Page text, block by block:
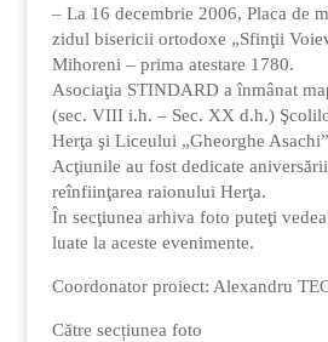
– La 16 decembrie 2006, Placa de
zidul bisericii ortodoxe „Sfinţii
Mihoreni – prima atestare 1780.
Asociaţia STINDARD a înmânat
(sec. VIII i.h. – Sec. XX d.h.)
Herţa şi Liceului „Gheorghe
Acţiunile au fost dedicate
reînfiinţarea raionului Herţa.
În secţiunea arhiva foto puteţi
luate la aceste evenimente.
Coordonator proiect: Alexandru
Către secțiunea foto